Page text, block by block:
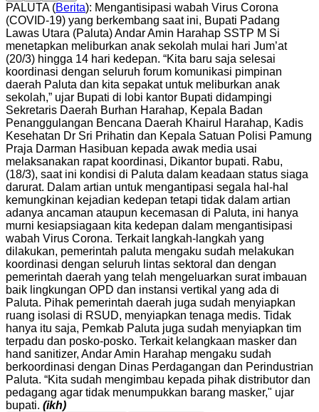
PALUTA (Berita): Mengantisipasi wabah Virus Corona
(COVID-19) yang berkembang saat ini, Bupati Padang
Lawas Utara (Paluta) Andar Amin Harahap SSTP M Si
menetapkan meliburkan anak sekolah mulai hari Jum’at
(20/3) hingga 14 hari kedepan. “Kita baru saja selesai
koordinasi dengan seluruh forum komunikasi pimpinan
daerah Paluta dan kita sepakat untuk meliburkan anak
sekolah,” ujar Bupati di lobi kantor Bupati didampingi
Sekretaris Daerah Burhan Harahap, Kepala Badan
Penanggulangan Bencana Daerah Khairul Harahap, Kadis
Kesehatan Dr Sri Prihatin dan Kepala Satuan Polisi Pamung
Praja Darman Hasibuan kepada awak media usai
melaksanakan rapat koordinasi, Dikantor bupati. Rabu,
(18/3), saat ini kondisi di Paluta dalam keadaan status siaga
darurat. Dalam artian untuk mengantipasi segala hal-hal
kemungkinan kejadian kedepan tetapi tidak dalam artian
adanya ancaman ataupun kecemasan di Paluta, ini hanya
murni kesiapsiagaan kita kedepan dalam mengantisipasi
wabah Virus Corona. Terkait langkah-langkah yang
dilakukan, pemerintah paluta mengaku sudah melakukan
koordinasi dengan seluruh lintas sektoral dan dengan
pemerintah daerah yang telah mengeluarkan surat imbauan
baik lingkungan OPD dan instansi vertikal yang ada di
Paluta. Pihak pemerintah daerah juga sudah menyiapkan
ruang isolasi di RSUD, menyiapkan tenaga medis. Tidak
hanya itu saja, Pemkab Paluta juga sudah menyiapkan tim
terpadu dan posko-posko. Terkait kelangkaan masker dan
hand sanitizer, Andar Amin Harahap mengaku sudah
berkoordinasi dengan Dinas Perdagangan dan Perindustrian
Paluta. “Kita sudah mengimbau kepada pihak distributor dan
pedagang agar tidak menumpukkan barang masker," ujar
bupati. (ikh)